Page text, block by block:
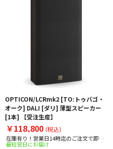
OPTICON/LCRmk2 [TO:トゥバゴ・
オーク] DALI [ダリ] 薄型スピーカー
[1本] 【受注生産】
￥118,800 (税込)
在庫有り！営業日14時迄のご注文で即日
出荷！
最短翌日にお届け